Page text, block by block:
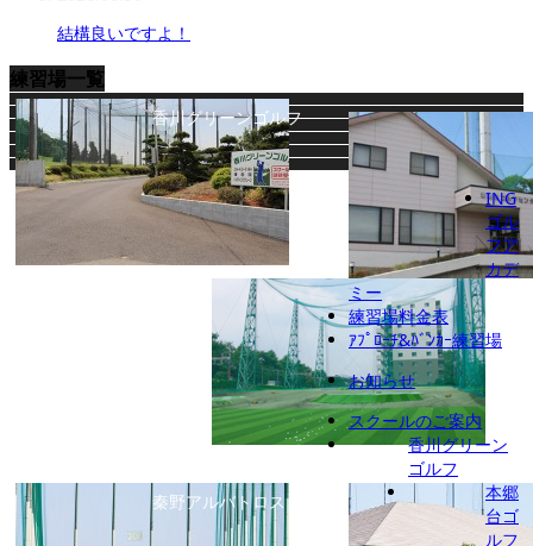
結構良いですよ！
練習場一覧
香川グリーンゴルフ
秦野アルバトロス
ING
ゴル
フア
カデ
ミー
練習場料金表
ｱﾌﾟﾛｰﾁ&ﾊﾞﾝｶｰ練習場
お知らせ
スクールのご案内
香川グリーン
ゴルフ
本郷
台ゴ
ルフ